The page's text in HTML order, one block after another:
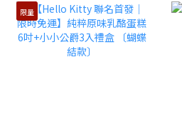
限量